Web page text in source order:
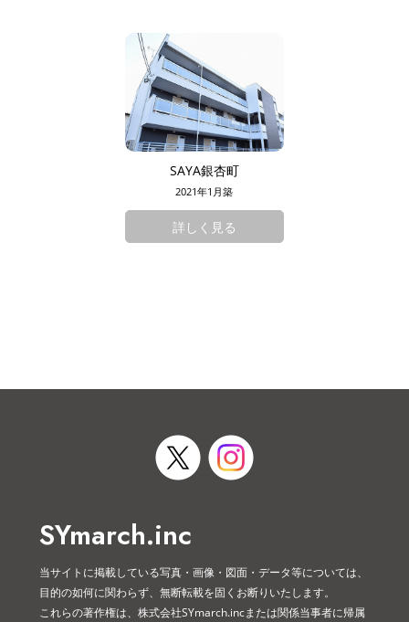
SAYA銀杏町
2021年1月築
詳しく見る
SYmarch.inc
当サイトに掲載している写真・画像・図面・データ等については、
目的の如何に関わらず、無断転載を固くお断りいたします。
これらの著作権は、株式会社SYmarch.incまたは関係当事者に帰属